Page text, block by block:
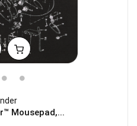
Mousepad,...